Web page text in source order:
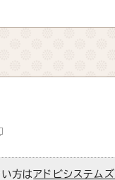
方はアドビシステム